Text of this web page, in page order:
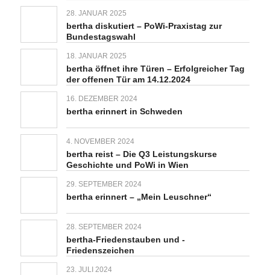
28. JANUAR 2025
bertha diskutiert – PoWi-Praxistag zur
Bundestagswahl
18. JANUAR 2025
bertha öffnet ihre Türen – Erfolgreicher Tag
der offenen Tür am 14.12.2024
16. DEZEMBER 2024
bertha erinnert in Schweden
4. NOVEMBER 2024
bertha reist – Die Q3 Leistungskurse
Geschichte und PoWi in Wien
29. SEPTEMBER 2024
bertha erinnert – „Mein Leuschner“
28. SEPTEMBER 2024
bertha-Friedenstauben und -
Friedenszeichen
23. JULI 2024